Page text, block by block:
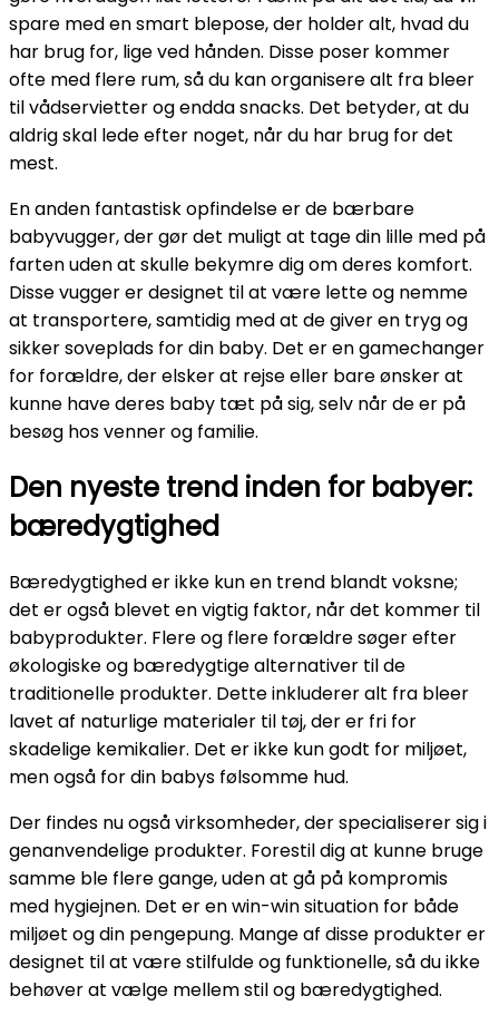
spare med en smart blepose, der holder alt, hvad du
har brug for, lige ved hånden. Disse poser kommer
ofte med flere rum, så du kan organisere alt fra bleer
til vådservietter og endda snacks. Det betyder, at du
aldrig skal lede efter noget, når du har brug for det
mest.
En anden fantastisk opfindelse er de bærbare
babyvugger, der gør det muligt at tage din lille med på
farten uden at skulle bekymre dig om deres komfort.
Disse vugger er designet til at være lette og nemme
at transportere, samtidig med at de giver en tryg og
sikker soveplads for din baby. Det er en gamechanger
for forældre, der elsker at rejse eller bare ønsker at
kunne have deres baby tæt på sig, selv når de er på
besøg hos venner og familie.
Den nyeste trend inden for babyer:
bæredygtighed
Bæredygtighed er ikke kun en trend blandt voksne;
det er også blevet en vigtig faktor, når det kommer til
babyprodukter. Flere og flere forældre søger efter
økologiske og bæredygtige alternativer til de
traditionelle produkter. Dette inkluderer alt fra bleer
lavet af naturlige materialer til tøj, der er fri for
skadelige kemikalier. Det er ikke kun godt for miljøet,
men også for din babys følsomme hud.
Der findes nu også virksomheder, der specialiserer sig i
genanvendelige produkter. Forestil dig at kunne bruge
samme ble flere gange, uden at gå på kompromis
med hygiejnen. Det er en win-win situation for både
miljøet og din pengepung. Mange af disse produkter er
designet til at være stilfulde og funktionelle, så du ikke
behøver at vælge mellem stil og bæredygtighed.